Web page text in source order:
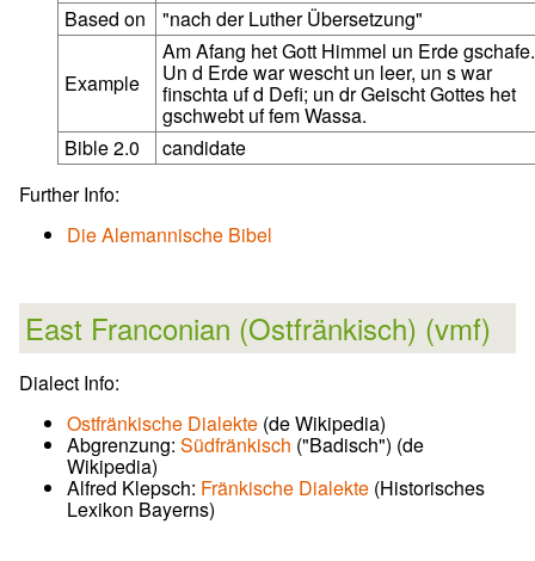
Based on
"nach der Luther Übersetzung"
Example
Am Afang het Gott Himmel un Erde gschafe.
Un d Erde war wescht un leer, un s war
finschta uf d Defi; un dr Geischt Gottes het
gschwebt uf fem Wassa.
Bible 2.0
candidate
Further Info:
Die Alemannische Bibel
East Franconian (Ostfränkisch) (vmf)
Dialect Info:
Ostfränkische Dialekte (de Wikipedia)
Abgrenzung: Südfränkisch ("Badisch") (de
Wikipedia)
Alfred Klepsch: Fränkische Dialekte (Historisches
Lexikon Bayerns)